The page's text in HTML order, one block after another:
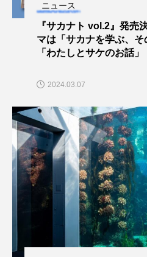
料理
旅行 日本固有種
横浜開運水族館 正月
死滅回遊魚 水 水
水槽 水生昆虫
沼津港深海水族館
海水魚
ニュース
『サカナト vol.2』発
マは「サカナを学ぶ、そ
「わたしとサケのお話」
2024.03.07